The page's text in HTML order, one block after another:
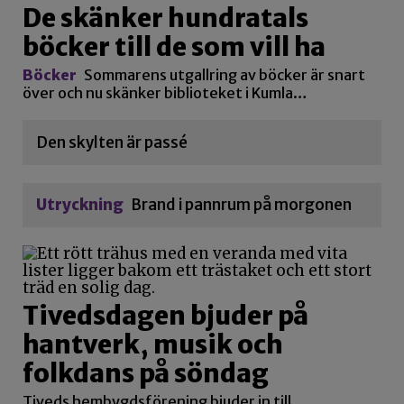
De skänker hundratals
böcker till de som vill ha
Böcker Sommarens utgallring av böcker är snart
över och nu skänker biblioteket i Kumla…
Den skylten är passé
Utryckning Brand i pannrum på morgonen
Tivedsdagen bjuder på
hantverk, musik och
folkdans på söndag